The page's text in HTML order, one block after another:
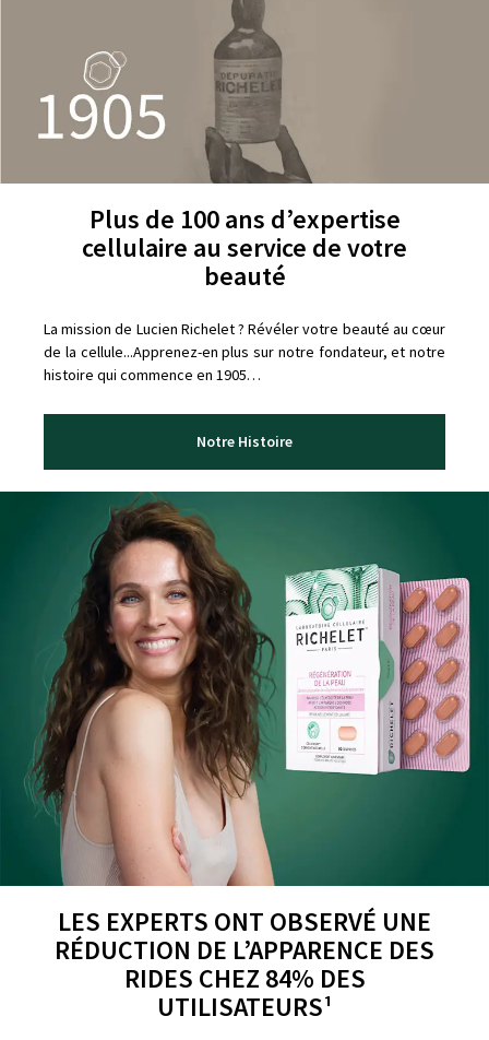
Plus de 100 ans d’expertise
cellulaire au service de votre
beauté
La mission de Lucien Richelet ? Révéler votre beauté au cœur
de la cellule...Apprenez-en plus sur notre fondateur, et notre
histoire qui commence en 1905…
Notre Histoire
LES EXPERTS ONT OBSERVÉ UNE
RÉDUCTION DE L’APPARENCE DES
RIDES CHEZ 84% DES
UTILISATEURS¹